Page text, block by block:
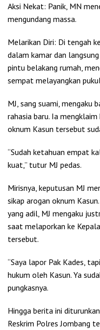
Aksi Nekat: Panik, MN
mengundang massa.
Melarikan Diri: Di tengah
dalam kamar dan
pintu belakang rumah,
sempat melayangkan
MJ, sang suami, mengaku
rahasia baru. Ia
oknum Kasun tersebut
“Sudah ketahuan empat
kuat,” tutur MJ pedas.
Mirisnya, keputusan MJ
sikap arogan oknum
yang adil, MJ mengaku
saat melaporkan ke
tersebut.
“Saya lapor Pak Kades,
hukum oleh Kasun. Ya
pungkasnya.
Hingga berita ini
Reskrim Polres Jombang